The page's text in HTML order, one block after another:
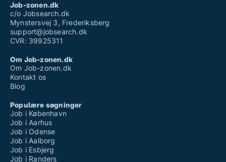
Job-zonen.dk
c/o Jobsearch.dk
Mynstersvej 3, Frederiksberg
support@jobsearch.dk
CVR: 39925311
Om Job-zonen.dk
Om Job-zonen.dk
Kontakt os
Blog
Populære søgninger
Job i København
Job i Aarhus
Job i Odense
Job i Aalborg
Job i Esbjerg
Job i Randers